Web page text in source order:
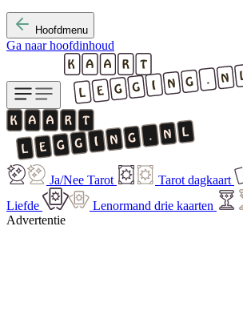
Hoofdmenu
Ga naar hoofdinhoud
Ja/Nee Tarot Tarot dagkaart
Liefde
Lenormand drie kaarten
Advertentie